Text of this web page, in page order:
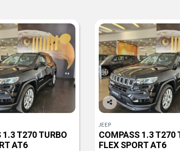
1.3 T270 TURBO
AT6
Co
arti
lhe
JEEP
COMPASS 1.3 T270
FLEX SPORT AT6